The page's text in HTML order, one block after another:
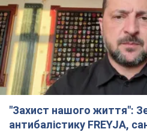
"Захист нашого життя":
антибалістику FREYJA,